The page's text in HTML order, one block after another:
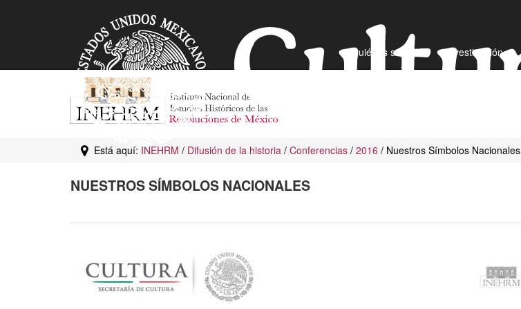
¿Quiénes somos? Investigación
Está aquí: INEHRM / Difusión de la historia / Conferencias / 2016 / Nuestros Símbolos Nacionales
NUESTROS SÍMBOLOS NACIONALES